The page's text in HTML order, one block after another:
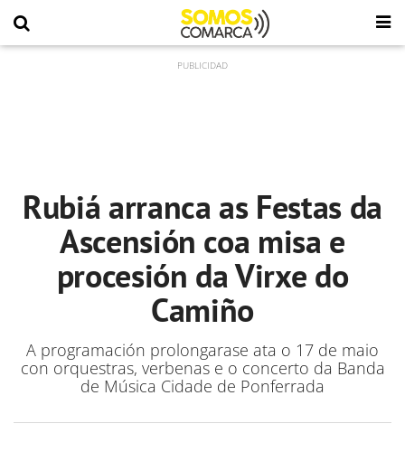
Rubiá arranca as Festas da
Ascensión coa misa e
procesión da Virxe do
Camiño
A programación prolongarase ata o 17 de maio
con orquestras, verbenas e o concerto da Banda
de Música Cidade de Ponferrada